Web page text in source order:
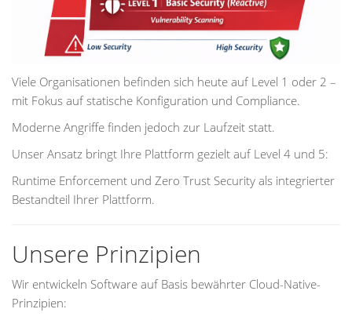
Viele Organisationen befinden sich heute auf Level 1 oder 2 –
mit Fokus auf statische Konfiguration und Compliance.
Moderne Angriffe finden jedoch zur Laufzeit statt.
Unser Ansatz bringt Ihre Plattform gezielt auf Level 4 und 5:
Runtime Enforcement und Zero Trust Security als integrierter
Bestandteil Ihrer Plattform.
Unsere Prinzipien
Wir entwickeln Software auf Basis bewährter Cloud-Native-
Prinzipien: